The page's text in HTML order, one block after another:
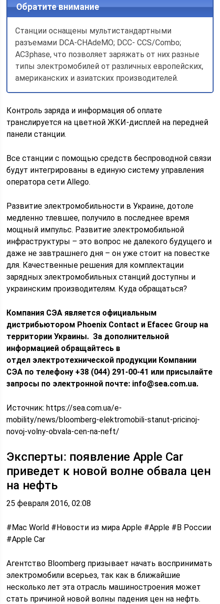
Обратите внимание
Станции оснащены мультистандартными
разъемами DCA-CHAdeMO; DCC- CCS/Combo;
AC3phase, что позволяет заряжать от них разные
типы электромобилей от различных европейских,
американских и азиатских производителей.
Контроль заряда и информация об оплате
транслируется на цветной ЖКИ-дисплей на передней
панели станции.
Все станции с помощью средств беспроводной связи
будут интегрированы в единую систему управления
оператора сети Allego.
Развитие электромобильности в Украине, дотоле
медленно тлевшее, получило в последнее время
мощный импульс. Развитие электромобильной
инфраструктуры – это вопрос не далекого будущего и
даже не завтрашнего дня – он уже стоит на повестке
для. Качественные решения для комплектации
зарядных электромобильных станций доступны и
украинским производителям. Куда обращаться?
Компания СЭА является официальным
дистрибьютором Phoenix Contact и Efacec Group на
территории Украины. За дополнительной
информацией обращайтесь в
отдел электротехнической продукции Компании
СЭА по телефону +38 (044) 291-00-41 или присылайте
запросы по электронной почте: info@sea.com.ua.
Источник:https://sea.com.ua/e-
mobility/news/bloomberg-elektromobili-stanut-pricinoj-
novoj-volny-obvala-cen-na-neft/
Эксперты: появление Apple Car
приведет к новой волне обвала цен
на нефть
25 февраля 2016, 02:08
#Mac World #Новости из мира Apple #Apple #В России
#Apple Car
Агентство Bloomberg призывает начать воспринимать
электромобили всерьез, так как в ближайшие
несколько лет эта отрасль машиностроения может
стать причиной новой волны падения цен на нефть.